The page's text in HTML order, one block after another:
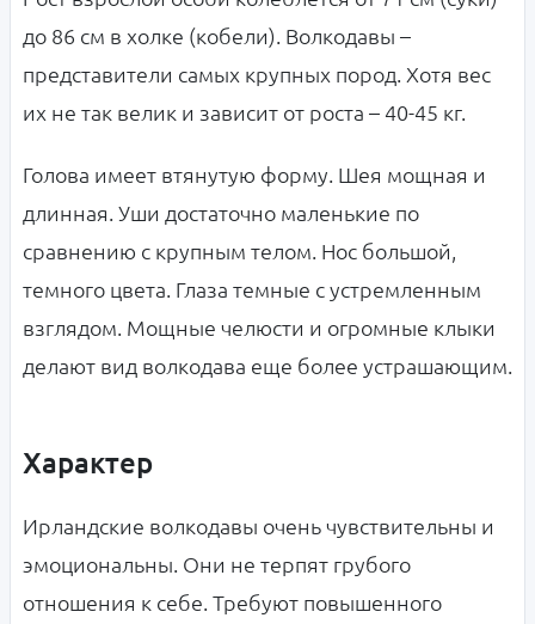
до 86 см в холке (кобели). Волкодавы –
представители самых крупных пород. Хотя вес
их не так велик и зависит от роста – 40-45 кг.
Голова имеет втянутую форму. Шея мощная и
длинная. Уши достаточно маленькие по
сравнению с крупным телом. Нос большой,
темного цвета. Глаза темные с устремленным
взглядом. Мощные челюсти и огромные клыки
делают вид волкодава еще более устрашающим.
Характер
Ирландские волкодавы очень чувствительны и
эмоциональны. Они не терпят грубого
отношения к себе. Требуют повышенного